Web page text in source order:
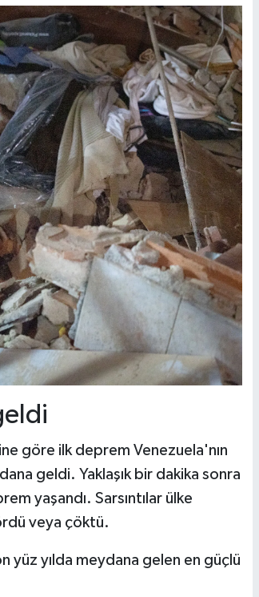
göre ilk deprem Venezuela'nın
geldi. Yaklaşık bir dakika sonra
yaşandı. Sarsıntılar ülke
veya çöktü.
yüz yılda meydana gelen en güçlü